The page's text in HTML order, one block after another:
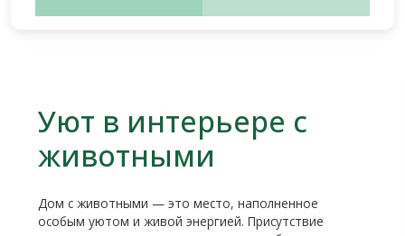
Уют в интерьере с
животными
Дом с животными — это место, наполненное
особым уютом и живой энергией. Присутствие